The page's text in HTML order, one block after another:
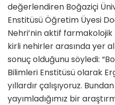
değerlendiren Boğaziçi
Enstitüsü Öğretim Üyesi
Nehri’nin aktif farmakolojik
kirli nehirler arasında yer
sonuç olduğunu söyledi:
Bilimleri Enstitüsü olarak
yıllardır çalışıyoruz.
yayımladığımız bir